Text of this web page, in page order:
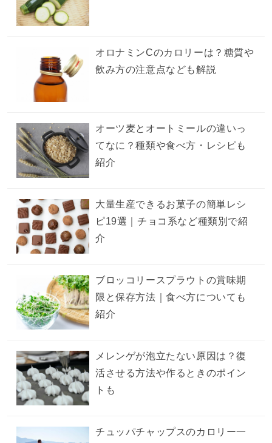
オロナミンCのカロリーは？糖質や
飲み方の注意点なども解説
オーツ麦とオートミールの違いっ
てなに？種類や食べ方・レシピも
紹介
大量生産できるお菓子の簡単レシ
ピ19選｜チョコ系など種類別で紹
介
ブロッコリースプラウトの賞味期
限と保存方法｜食べ方についても
紹介
メレンゲが泡立たない原因は？復
活させる方法や作るときのポイン
トも
チュッパチャップスのカロリー一